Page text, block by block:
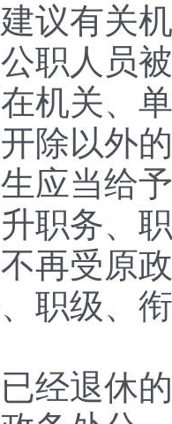
议有关
职人员
机关、
除以外
应当给
职务、
再受原
职级、
经退休